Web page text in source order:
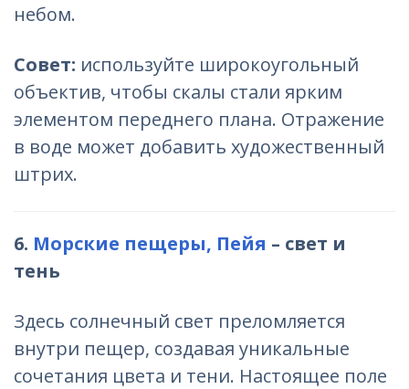
небом.
Совет: используйте широкоугольный
объектив, чтобы скалы стали ярким
элементом переднего плана. Отражение
в воде может добавить художественный
штрих.
6. Морские пещеры, Пейя – свет и
тень
Здесь солнечный свет преломляется
внутри пещер, создавая уникальные
сочетания цвета и тени. Настоящее поле